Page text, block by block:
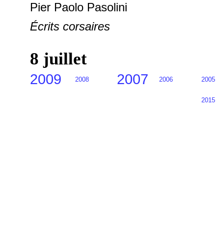
Pier Paolo Pasolini
Écrits corsaires
8 juillet
2009 2008 2007 2006 2005
2015